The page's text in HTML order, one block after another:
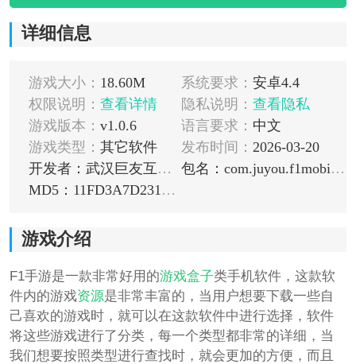
详细信息
游戏大小： 18.60M 系统要求： 安卓4.4
权限说明： 查看详情 隐私说明： 查看隐私
游戏版本： v1.0.6 语言要求： 中文
游戏类型： 其它软件 发布时间： 2026-03-20
开发者：武汉巨友互娱网络科技有限公司
包名：com.juyou.f1mobilegame
MD5：11FD3A7D231C4F2C80C712B22BCDE839
游戏介绍
F1手游是一款非常好用的游戏盒子类手机软件，这款软
件内的游戏资源是非常丰富的，当用户想要下载一些自
己喜欢的游戏时，就可以在这款软件中进行选择，软件
将这些游戏进行了分类，每一个类型都非常的详细，当
我们想要按照类型进行查找时，就会更加的方便，而且